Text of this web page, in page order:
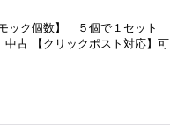
ク個数】 ５個で１セット
古 【クリックポスト対応】可